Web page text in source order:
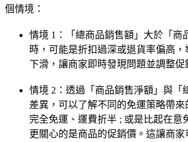
個情境：
情境 1：「總商品銷售額」大於「商
時，可能是折扣過深或退貨率偏高
下滑，讓商家即時發現問題並調整促
情境 2：透過「商品銷售淨額」與「
差異，可以了解不同的免運策略帶來
完全免運、運費折半 ; 或是比起在意
更關心的是商品的促銷價。這讓商家